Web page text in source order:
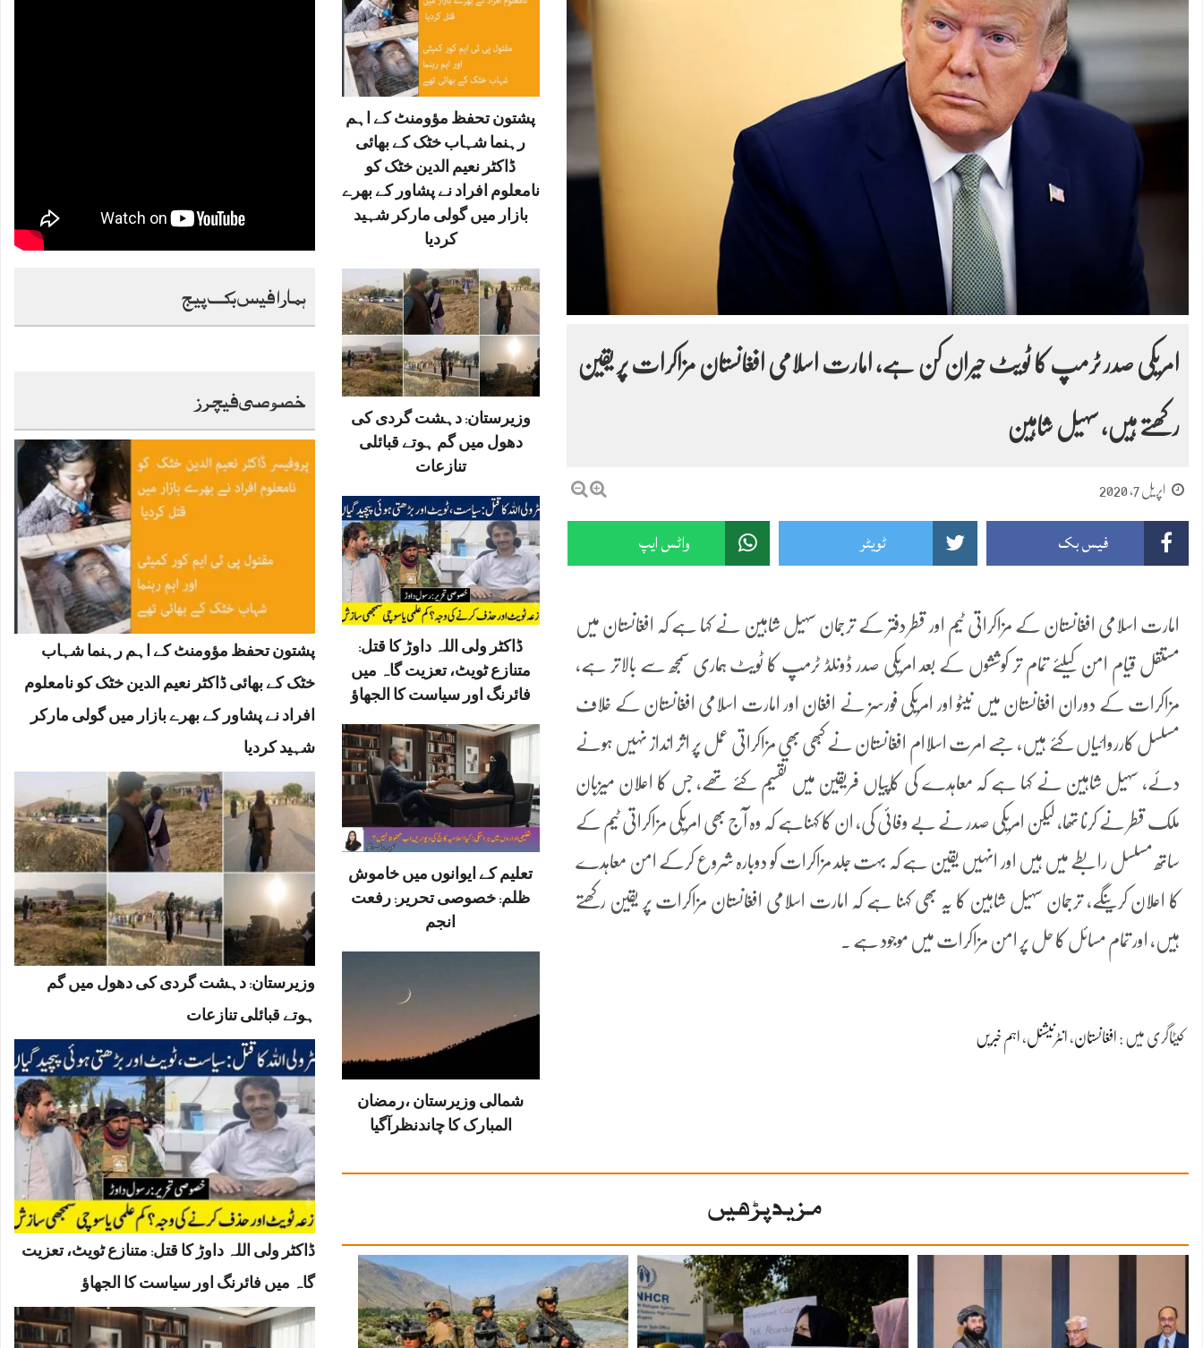
پشتون تحفظ مؤومنٹ کے اہم
رہنما شہاب خٹک کے بھائی
ڈاکٹر نعیم الدین خٹک کو
نامعلوم افراد نے پشاور کے بھرے
بازار میں گولی مارکر شہید
کردیا
وزیرستان: دہشت گردی کی
دھول میں گم ہوتے قبائلی
تنازعات
ڈاکٹر ولی اللہ داوڑ کا قتل:
متنازع ٹویٹ، تعزیت گاہ میں
فائرنگ اور سیاست کا الجھاؤ
تعلیم کے ایوانوں میں خاموش
ظلم: خصوصی تحریر: رفعت
انجم
شمالی وزیرستان ،رمضان
المبارک کا چاندنظرآگیا
امریکی صدر ٹرمپ کا ٹویٹ حیران کن ہے، امارت اسلامی افغانستان مزاکرات پر یقین
رکھتے ہیں، سہیل شاہین
اپریل 7, 2020
فیس بک ٹویٹر واٹس ایپ
امارت اسلامی افغانستان کے مزاکراتی ٹیم اور قطر دفتر کے ترجمان سہیل شاہین نے کہا ہے کہ افغانستان میں
مستقل قیام امن کیلئے تمام تر کوششوں کے بعد امریکی صدر ڈونلڈ ٹرمپ کا ٹویٹ ہماری سمجھ سے بالاتر ہے،
مزاکرات کے دوران افغانستان میں نیٹو اور امریکی فورسز نے افغان اور امارت اسلامی افغانستان کے خلاف
مسلسل کارروائیاں کئے ہیں، جسے امرت اسلاام افغانستان نے کبھی بھی مزاکراتی عمل پر اثر انداز نہیں ہونے
دئے، سہیل شاہین نے کہا ہے کہ معاہدے کی کاپیاں فریقین میں تقسیم کئے تھے، جس کا اعلان میزبان
ملک قطر نے کرنا تھا، لیکن امریکی صدر نے بے وفائی کی، ان کا کہناہے کہ وہ آج بھی امریکی مزاکراتی ٹیم کے
ساتھ مسلسل رابطے میں ہیں اور انہیں یقین ہے کہ بہت جلد مزاکرات کو دوبارہ شروع کرکے امن معاہدے
کا اعلان کرینگے، ترجمان سہیل شاہین کا یہ بھی کہنا ہے کہ امارت اسلامی افغانستان مزاکرات پر یقین رکھتے
ہیں، اور تمام مسائل کا حل پر امن مزاکرات میں موجود ہے ۔
کیٹاگری میں : افغانستان، انٹرنیشنل، اہم خبریں
مزید پڑھیں
ہمارا فیس بک پیج
خصوصی فیچرز
پشتون تحفظ مؤومنٹ کے اہم رہنما شہاب
خٹک کے بھائی ڈاکٹر نعیم الدین خٹک کو نامعلوم
افراد نے پشاور کے بھرے بازار میں گولی مارکر
شہید کردیا
وزیرستان: دہشت گردی کی دھول میں گم
ہوتے قبائلی تنازعات
ڈاکٹر ولی اللہ داوڑ کا قتل: متنازع ٹویٹ، تعزیت
گاہ میں فائرنگ اور سیاست کا الجھاؤ